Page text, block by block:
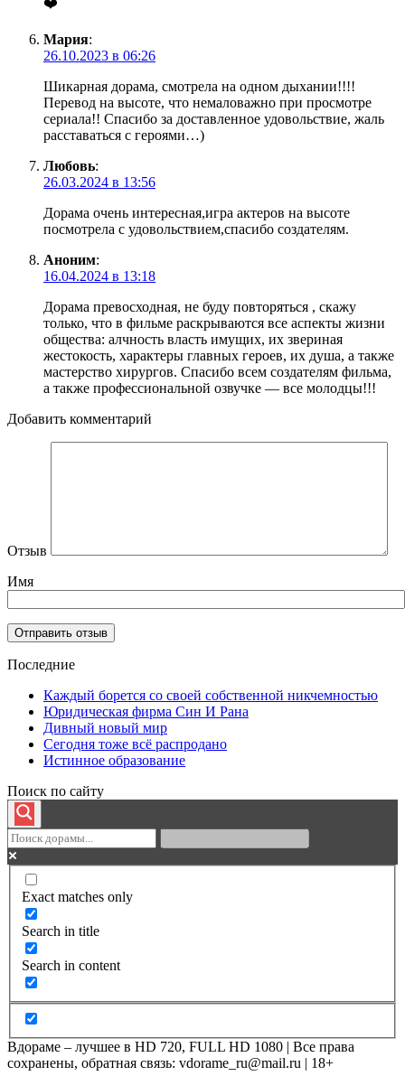
Мария:
26.10.2023 в 06:26
Шикарная дорама, смотрела на одном дыхании!!!!
Перевод на высоте, что немаловажно при просмотре
сериала!! Спасибо за доставленное удовольствие, жаль
расставаться с героями…)
Любовь:
26.03.2024 в 13:56
Дорама очень интересная,игра актеров на высоте
посмотрела с удовольствием,спасибо создателям.
Аноним:
16.04.2024 в 13:18
Дорама превосходная, не буду повторяться , скажу
только, что в фильме раскрываются все аспекты жизни
общества: алчность власть имущих, их звериная
жестокость, характеры главных героев, их душа, а также
мастерство хирургов. Спасибо всем создателям фильма,
а также профессиональной озвучке — все молодцы!!!
Добавить комментарий
Отзыв
Имя
Последние
Каждый борется со своей собственной никчемностью
Юридическая фирма Син И Рана
Дивный новый мир
Сегодня тоже всё распродано
Истинное образование
Поиск по сайту
Exact matches only
Search in title
Search in content
Вдораме – лучшее в HD 720, FULL HD 1080 | Все права
сохранены, обратная связь: vdorame_ru@mail.ru | 18+